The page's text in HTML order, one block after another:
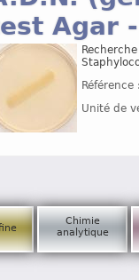
Agar
Unité de
Chimie
analytique